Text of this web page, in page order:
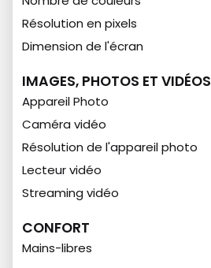
Résolution en pixels
Dimension de l'écran
IMAGES, PHOTOS ET VIDÉOS
Appareil Photo
Caméra vidéo
Résolution de l'appareil photo
Lecteur vidéo
Streaming vidéo
CONFORT
Mains-libres